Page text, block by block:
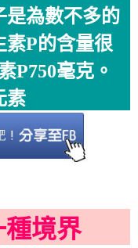
是為數不多的
素P的含量很
P750毫克。
素
種境界